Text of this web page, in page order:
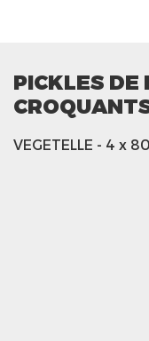
PICKLES DE
VEGETELLE - 4 x